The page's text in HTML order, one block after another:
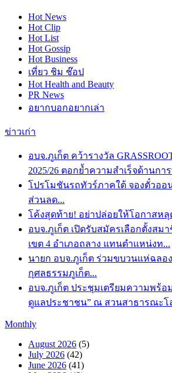
Hot News
Hot Clip
Hot List
Hot Gossip
Hot Business
เที่ยว ชิม ช๊อป
Hot Health and Beauty
PR News
อยากบอกอยากเล่า
ข่าวเก่า
อบจ.ภูเก็ต คว้ารางวัล
2025/26 ตอกย้ำความสำเร็จด้านกา
โปรโมชันรถทัวร์ภาคใต้ จองตั๋วออ
ส่วนลด...
โค้งสุดท้าย! อย่าปล่อยให้โอกาสหลุ
อบจ.ภูเก็ต เปิดรับสมัครเลือกตั้งสม
เขต 4 อำเภอถลาง แทนตำแหน่งท...
นายก อบจ.ภูเก็ต ร่วมขบวนแห่ฉลอ
กุศลธรรมภูเก็ต...
อบจ.ภูเก็ต ประชุมเตรียมความพร้อ
ดูแลประชาชน” ณ สวนสาธารณะโ
Monthly
August 2026 (5)
July 2026 (42)
June 2026 (41)